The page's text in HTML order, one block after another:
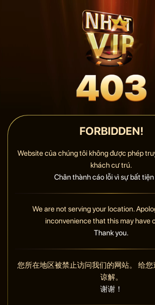
FORBIDDEN!
Website của chúng tôi không được phép
khách cư trú.
Chân thành cáo lỗi vì sự bất tiện
We are not serving your location.
inconvenience that this may have
Thank you.
您所在地区被禁止访问我们的网站。 给
谅解。
谢谢！